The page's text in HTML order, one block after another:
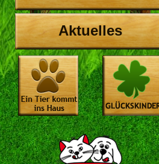
Aktuelles